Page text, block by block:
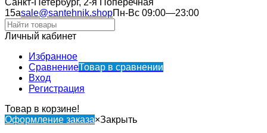
15аsale@santehnik.shopПн-Вс 09:00—23:00
Личный кабинет
Избранное
СравнениеТовар в сравнении
Вход
Регистрация
Товар в корзине!
Оформление заказа×Закрыть